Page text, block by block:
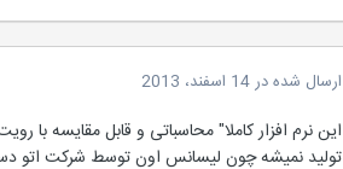
ارسال شده در14 اسفند، 2013
این نرم افزار کاملا" محاسباتی و قابل مقایسه با